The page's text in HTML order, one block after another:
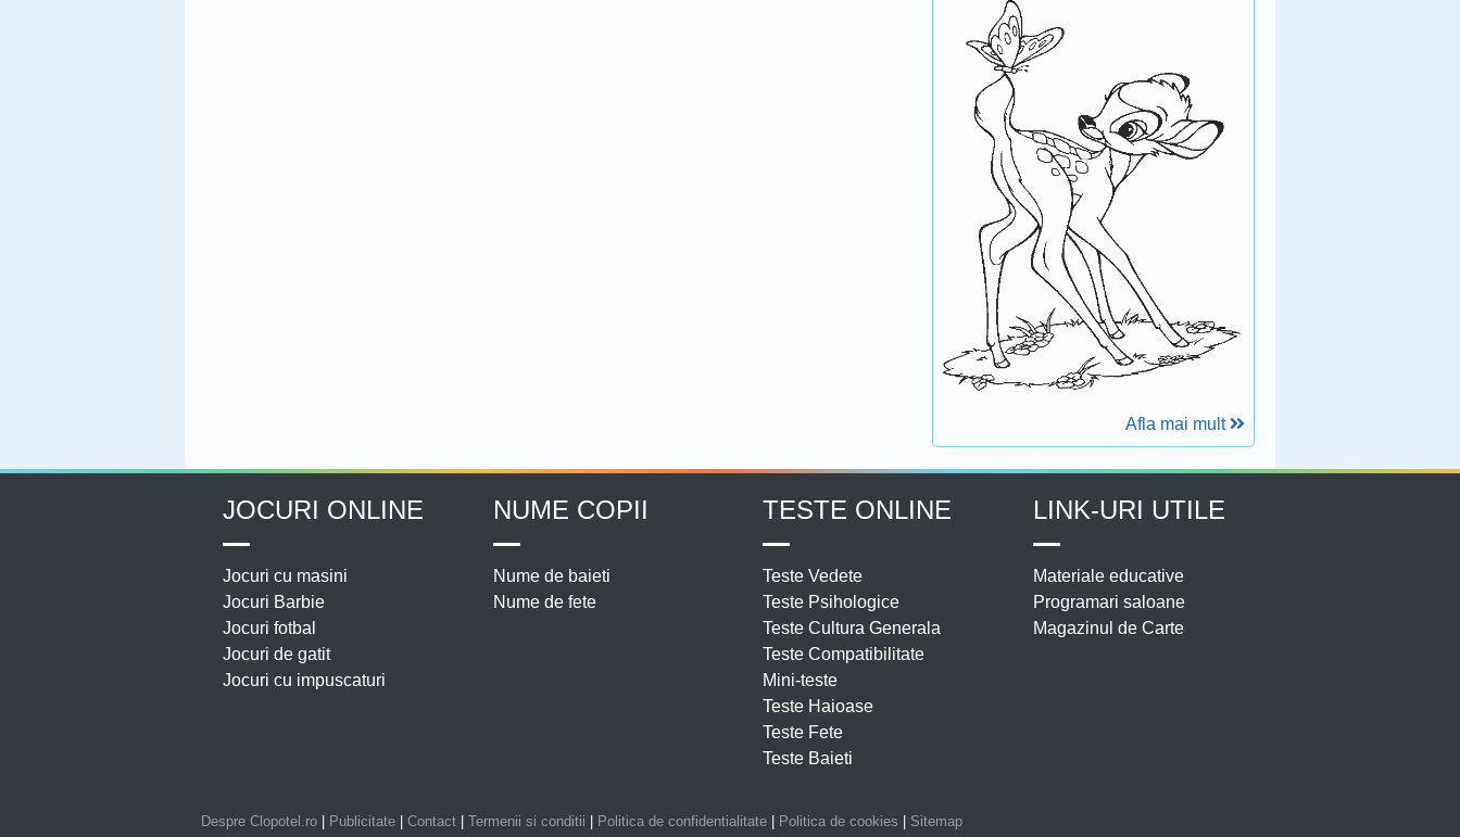
Afla mai mult
JOCURI ONLINE
Jocuri cu masini
Jocuri Barbie
Jocuri fotbal
Jocuri de gatit
Jocuri cu impuscaturi
NUME COPII
Nume de baieti
Nume de fete
TESTE ONLINE
Teste Vedete
Teste Psihologice
Teste Cultura Generala
Teste Compatibilitate
Mini-teste
Teste Haioase
Teste Fete
Teste Baieti
LINK-URI UTILE
Materiale educative
Programari saloane
Magazinul de Carte
Despre Clopotel.ro | Publicitate | Contact | Termenii si conditii | Politica de confidentialitate | Politica de cookies | Sitemap